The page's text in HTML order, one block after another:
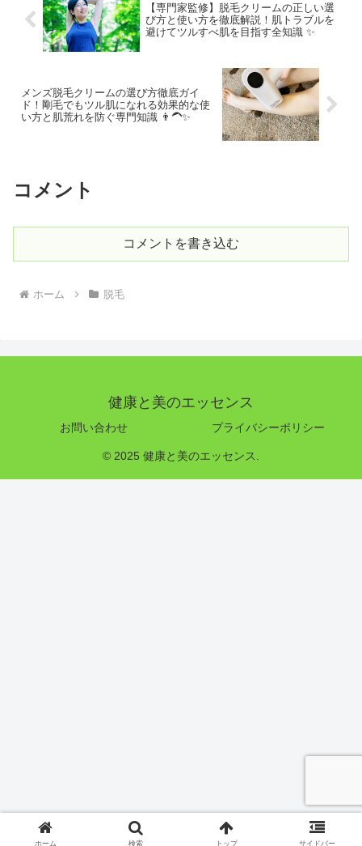
【専門家監修】脱毛クリームの正しい選
び方と使い方を徹底解説！肌トラブルを
避けてツルすべ肌を目指す全知識 ✨
メンズ脱毛クリームの選び方徹底ガイ
ド！剛毛でもツル肌になれる効果的な使
い方と肌荒れを防ぐ専門知識 👨‍🦱✨
コメント
コメントを書き込む
ホーム 脱毛
健康と美のエッセンス
お問い合わせ プライバシーポリシー
© 2025 健康と美のエッセンス.
ホーム 検索 トップ サイドバー